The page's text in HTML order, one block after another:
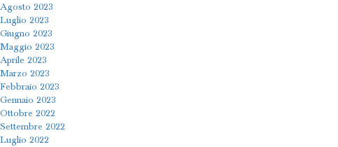
Agosto 2023
Luglio 2023
Giugno 2023
Maggio 2023
Aprile 2023
Marzo 2023
Febbraio 2023
Gennaio 2023
Ottobre 2022
Settembre 2022
Luglio 2022